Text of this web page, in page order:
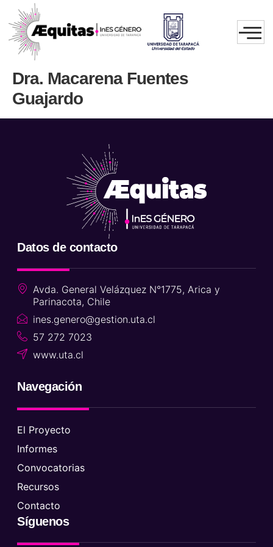
Dra. Macarena Fuentes
Guajardo
Datos de contacto
Avda. General Velázquez N°1775, Arica y
Parinacota, Chile
ines.genero@gestion.uta.cl
57 272 7023
www.uta.cl
Navegación
El Proyecto
Informes
Convocatorias
Recursos
Contacto
Síguenos